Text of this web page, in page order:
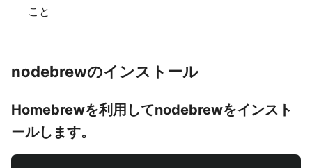
こと
nodebrewのインストール
Homebrewを利用してnodebrewをインスト
ールします。